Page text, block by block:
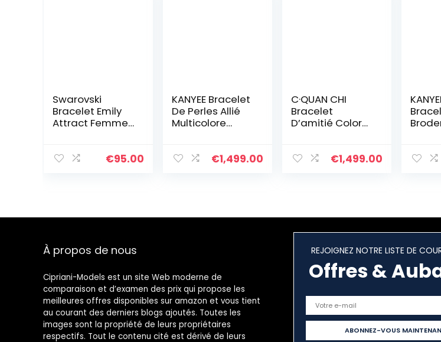
Swarovski
Bracelet Emily
Attract Femme,
Taille M, Blanc
€95.00
KANYEE Bracelet
De Perles Allié
Multicolore
Réglables
€1,499.00
C·QUAN CHI
Bracelet
D’amitié Coloré
Extensibles De
€1,499.00
La
À propos de nous
Cipriani-Models est un site Web moderne de
comparaison et d’examen des prix qui propose les
meilleures offres disponibles sur amazon et vous tient
au courant des derniers blogs ajoutés. Toutes les
images sont la propriété de leurs propriétaires
respectifs. Tout le contenu cité est dérivé de leurs
REJOIGNEZ NOTRE LISTE DE
Offres &